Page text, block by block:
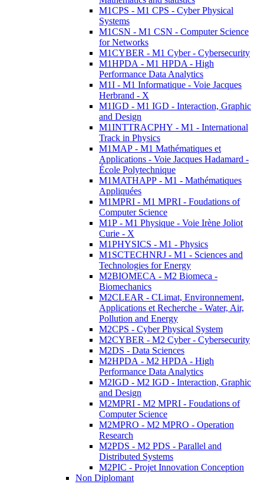
M1CPS - M1 CPS - Cyber Physical
Systems
M1CSN - M1 CSN - Computer Science
for Networks
M1CYBER - M1 Cyber - Cybersecurity
M1HPDA - M1 HPDA - High
Performance Data Analytics
M1I - M1 Informatique - Voie Jacques
Herbrand - X
M1IGD - M1 IGD - Interaction, Graphic
and Design
M1INTTRACPHY - M1 - International
Track in Physics
M1MAP - M1 Mathématiques et
Applications - Voie Jacques Hadamard -
École Polytechnique
M1MATHAPP - M1 - Mathématiques
Appliquées
M1MPRI - M1 MPRI - Foudations of
Computer Science
M1P - M1 Physique - Voie Irène Joliot
Curie - X
M1PHYSICS - M1 - Physics
M1SCTECHNRJ - M1 - Sciences and
Technologies for Energy
M2BIOMECA - M2 Biomeca -
Biomechanics
M2CLEAR - CLimat, Environnement,
Applications et Recherche - Water, Air,
Pollution and Energy
M2CPS - Cyber Physical System
M2CYBER - M2 Cyber - Cybersecurity
M2DS - Data Sciences
M2HPDA - M2 HPDA - High
Performance Data Analytics
M2IGD - M2 IGD - Interaction, Graphic
and Design
M2MPRI - M2 MPRI - Foudations of
Computer Science
M2MPRO - M2 MPRO - Operation
Research
M2PDS - M2 PDS - Parallel and
Distributed Systems
M2PIC - Projet Innovation Conception
Non Diplomant